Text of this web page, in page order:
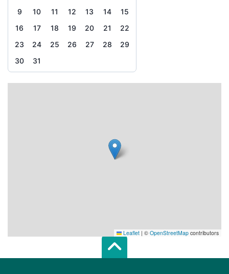
9
10 11 12 13 14
15
16
17 18 19 20 21
22
23
24 25 26 27 28
29
30
31
Leaflet | © OpenStreetMap contributors
Scroll top of